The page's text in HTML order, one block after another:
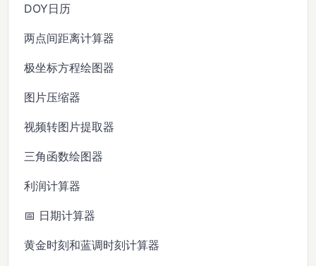
DOY日历
两点间距离计算器
极坐标方程绘图器
图片压缩器
视频转图片提取器
三角函数绘图器
利润计算器
📅 日期计算器
黄金时刻和蓝调时刻计算器